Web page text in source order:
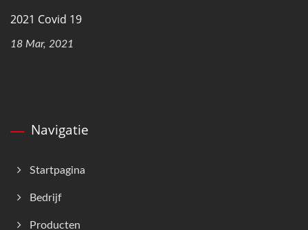
2021 Covid 19
18 Mar, 2021
Navigatie
Startpagina
Bedrijf
Producten